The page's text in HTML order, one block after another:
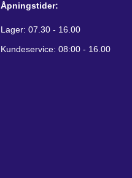
Åpningstider:
Lager: 07.30 - 16.00
Kundeservice: 08:00 - 16.00